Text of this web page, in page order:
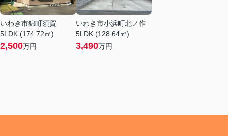
いわき市錦町須賀
5LDK (174.72㎡)
2,500万円
いわき市小浜町北ノ作
5LDK (128.64㎡)
3,490万円